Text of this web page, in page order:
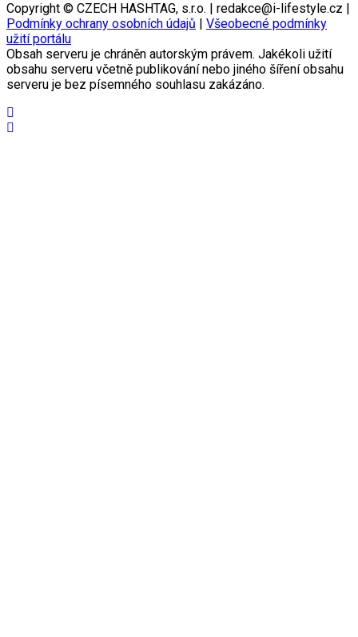
Copyright © CZECH HASHTAG, s.r.o. | redakce@i-lifestyle.cz |
Podmínky ochrany osobních údajů | Všeobecné podmínky
užití portálu
Obsah serveru je chráněn autorským právem. Jakékoli užití
obsahu serveru včetně publikování nebo jiného šíření obsahu
serveru je bez písemného souhlasu zakázáno.